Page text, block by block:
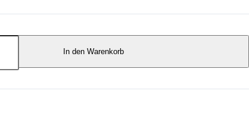
In den Warenkorb